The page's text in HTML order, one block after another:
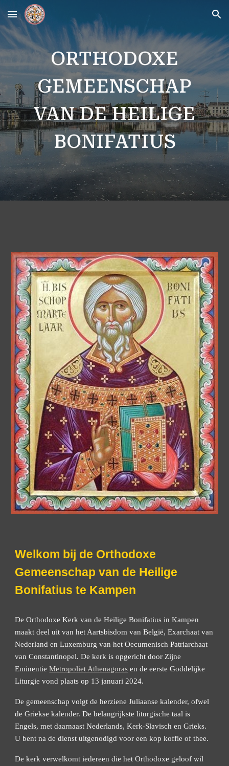
Skip to main content Skip to navigation
ORTHODOXE
GEMEENSCHAP
VAN DE HEILIGE
BONIFATIUS
Welkom bij de Orthodoxe
Gemeenschap van de Heilige
Bonifatius te Kampen
De Orthodoxe Kerk van de Heilige Bonifatius in Kampen
maakt deel uit van het Aartsbisdom van België,Exarchaat van
Nederland en Luxemburg van het Oecumenisch Patriarchaat
van Constantinopel. De kerk is opgericht door Zijne
EminentieMetropoliet Athenagoras en de eerste Goddelijke
Liturgie vond plaats op 13 januari 2024.
De gemeenschap volgt de herziene Juliaanse kalender, ofwel
de Griekse kalender. De belangrijkste liturgische taal is
Engels, met daarnaast Nederlands, Kerk-Slavisch en Grieks.
U bent na de dienst uitgenodigd voor een kop koffie of thee.
De kerk verwelkomt iedereen die het Orthodoxe geloof wil